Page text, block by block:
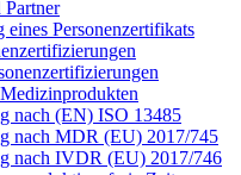
eines Personenzertifikats
nach (EN) ISO 13485
nach MDR (EU) 2017/745
nach IVDR (EU) 2017/746